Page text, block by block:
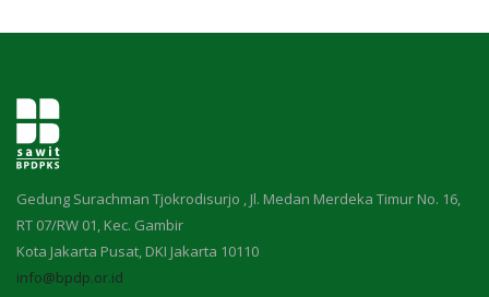
Gedung Surachman Tjokrodisurjo , Jl. Medan Merdeka Timur No. 16,
RT 07/RW 01, Kec. Gambir
Kota Jakarta Pusat, DKI Jakarta 10110
info@bpdp.or.id